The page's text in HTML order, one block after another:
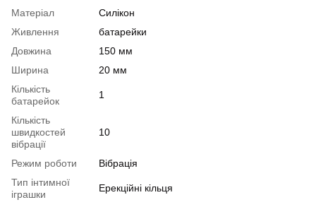
Матеріал
Силікон
Живлення
батарейки
Довжина
150 мм
Ширина
20 мм
Кількість
батарейок
1
Кількість
швидкостей
вібрації
10
Режим роботи
Вібрація
Тип інтимної
іграшки
Ерекційні кільця